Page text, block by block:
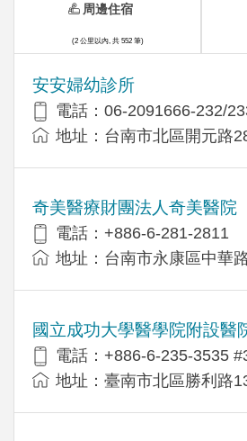
安安婦幼診所
電話：06-2091666-232/
地址：台南市北區開元路
奇美醫療財團法人奇美醫院
電話：+886-6-281-2811
地址：台南市永康區中華
國立成功大學醫學院附設醫
電話：+886-6-235-3535
地址：臺南市北區勝利路
周邊住宿
(2 公里以內, 共 552 筆)